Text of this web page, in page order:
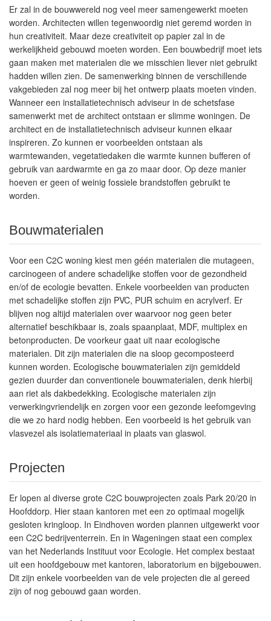
Er zal in de bouwwereld nog veel meer samengewerkt moeten
worden. Architecten willen tegenwoordig niet geremd worden in
hun creativiteit. Maar deze creativiteit op papier zal in de
werkelijkheid gebouwd moeten worden. Een bouwbedrijf moet iets
gaan maken met materialen die we misschien liever niet gebruikt
hadden willen zien. De samenwerking binnen de verschillende
vakgebieden zal nog meer bij het ontwerp plaats moeten vinden.
Wanneer een installatietechnisch adviseur in de schetsfase
samenwerkt met de architect ontstaan er slimme woningen. De
architect en de installatietechnisch adviseur kunnen elkaar
inspireren. Zo kunnen er voorbeelden ontstaan als
warmtewanden, vegetatiedaken die warmte kunnen bufferen of
gebruik van aardwarmte en ga zo maar door. Op deze manier
hoeven er geen of weinig fossiele brandstoffen gebruikt te
worden.
Bouwmaterialen
Voor een C2C woning kiest men géén materialen die mutageen,
carcinogeen of andere schadelijke stoffen voor de gezondheid
en/of de ecologie bevatten. Enkele voorbeelden van producten
met schadelijke stoffen zijn PVC, PUR schuim en acrylverf. Er
blijven nog altijd materialen over waarvoor nog geen beter
alternatief beschikbaar is, zoals spaanplaat, MDF, multiplex en
betonproducten. De voorkeur gaat uit naar ecologische
materialen. Dit zijn materialen die na sloop gecomposteerd
kunnen worden. Ecologische bouwmaterialen zijn gemiddeld
gezien duurder dan conventionele bouwmaterialen, denk hierbij
aan riet als dakbedekking. Ecologische materialen zijn
verwerkingvriendelijk en zorgen voor een gezonde leefomgeving
die we zo hard nodig hebben. Een voorbeeld is het gebruik van
vlasvezel als isolatiemateriaal in plaats van glaswol.
Projecten
Er lopen al diverse grote C2C bouwprojecten zoals Park 20/20 in
Hoofddorp. Hier staan kantoren met een zo optimaal mogelijk
gesloten kringloop. In Eindhoven worden plannen uitgewerkt voor
een C2C bedrijventerrein. En in Wageningen staat een complex
van het Nederlands Instituut voor Ecologie. Het complex bestaat
uit een hoofdgebouw met kantoren, laboratorium en bijgebouwen.
Dit zijn enkele voorbeelden van de vele projecten die al gereed
zijn of nog gebouwd gaan worden.